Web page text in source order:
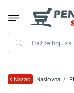
Nazad Naslovna